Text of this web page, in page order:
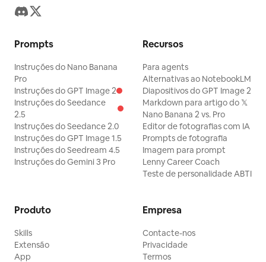
Prompts
Instruções do Nano Banana
Pro
Instruções do GPT Image 2
Instruções do Seedance
2.5
Instruções do Seedance 2.0
Instruções do GPT Image 1.5
Instruções do Seedream 4.5
Instruções do Gemini 3 Pro
Recursos
Para agents
Alternativas ao NotebookLM
Diapositivos do GPT Image 2
Markdown para artigo do 𝕏
Nano Banana 2 vs. Pro
Editor de fotografias com IA
Prompts de fotografia
Imagem para prompt
Lenny Career Coach
Teste de personalidade ABTI
Produto
Skills
Extensão
App
Empresa
Contacte-nos
Privacidade
Termos